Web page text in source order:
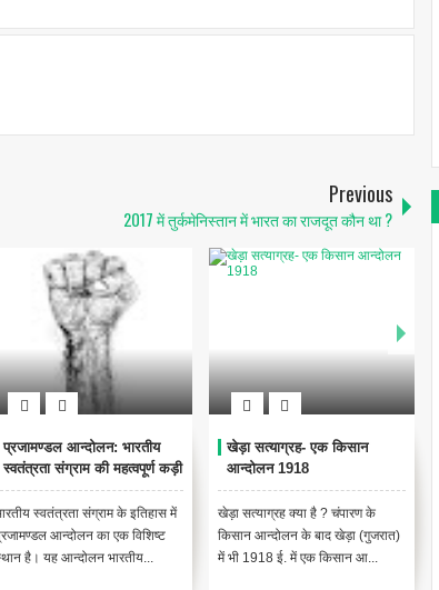
Previous
2017 में तुर्कमेनिस्तान में भारत का राजदूत कौन था ?
खेड़ा सत्याग्रह- एक किसान
आन्दोलन 1918
खेड़ा सत्याग्रह क्या है ? चंपारण के
किसान आन्दोलन के बाद खेड़ा (गुजरात)
में भी 1918 ई. में एक किसान आ...
होमरूल लीग की गठन कहा ,क्यों
किया गया था ?
होमरूल लीग की गठन कहा किया गया था
? तिलक ने अप्रैल 1916 में बम्बई के
बेलगांव में अपने होमरूल ...